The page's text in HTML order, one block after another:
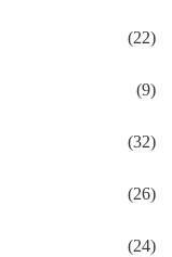
(22)
(9)
(32)
(26)
(24)